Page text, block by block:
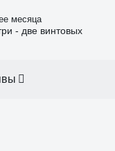
месяца
- две винтовых